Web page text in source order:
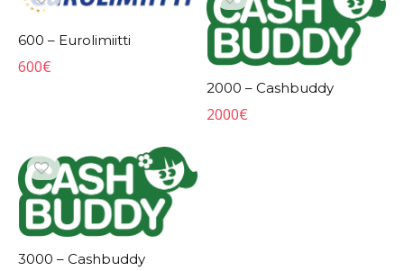
600 – Eurolimiitti
600€
2000 – Cashbuddy
2000€
3000 – Cashbuddy